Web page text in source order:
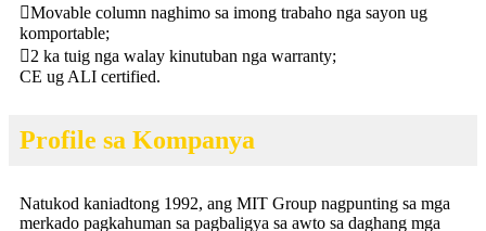
Movable column naghimo sa imong trabaho nga sayon ​​ug
komportable;
2 ka tuig nga walay kinutuban nga warranty;
CE ug ALI certified.
Profile sa Kompanya
Natukod kaniadtong 1992, ang MIT Group nagpunting sa mga
merkado pagkahuman sa pagbaligya sa awto sa daghang mga